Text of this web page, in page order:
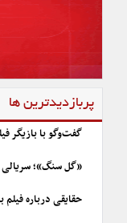
پربازدیدترین ها
گفت‌وگو با بازیگر
«گل سنگ»؛ سریالی
حقایقی درباره